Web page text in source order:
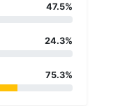
47.5%
24.3%
75.3%